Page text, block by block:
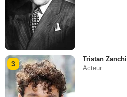
3
Tristan Zanchi
Acteur